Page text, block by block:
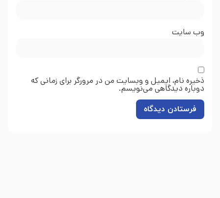
وب‌ سایت
ذخیره نام، ایمیل و وبسایت من در مرورگر برای زمانی که
دوباره دیدگاهی می‌نویسم.